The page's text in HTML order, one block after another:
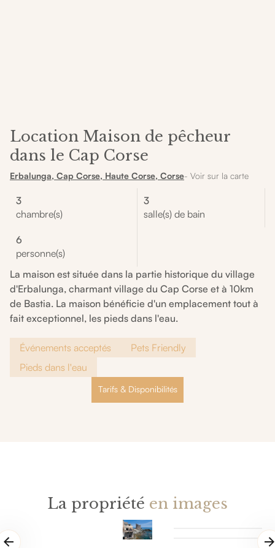
Location Maison de pêcheur
dans le Cap Corse
Erbalunga, Cap Corse, Haute Corse, Corse- Voir sur la carte
3
chambre(s)
3
salle(s) de bain
6
personne(s)
La maison est située dans la partie historique du village
d'Erbalunga, charmant village du Cap Corse et à 10km
de Bastia. La maison bénéficie d'un emplacement tout à
fait exceptionnel, les pieds dans l'eau.
Événements acceptés
Pets Friendly
Pieds dans l'eau
Tarifs & Disponibilités
La propriété en images